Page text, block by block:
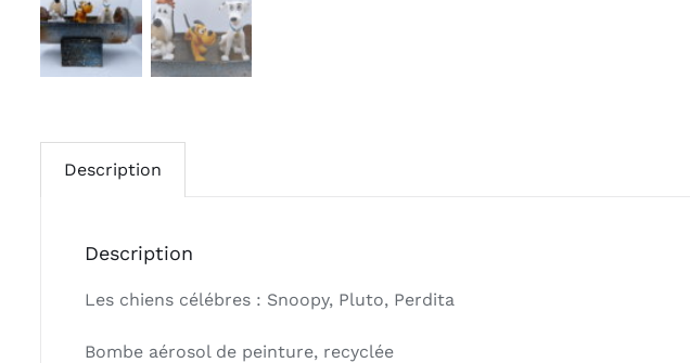
Description
Description
Les chiens célébres : Snoopy, Pluto, Perdita
Bombe aérosol de peinture, recyclée